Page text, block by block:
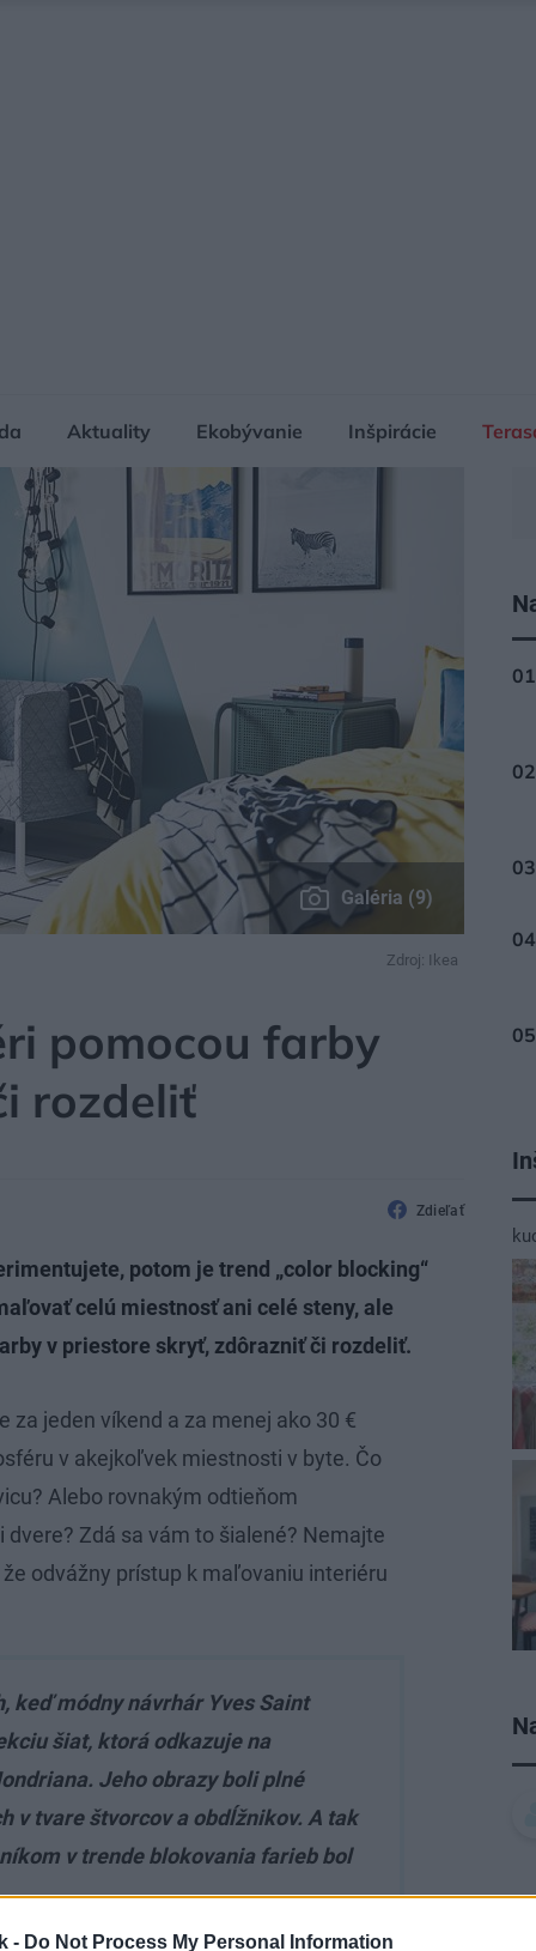
- Do Not Process My Personal Information
Aktuality Ekobývanie Inšpirácie
Galéria (9)
Zdroj: Ikea
pomocou farby
rozdeliť
Zdieľať
potom je trend „color blocking“
celú miestnosť ani celé steny, ale
v priestore skryť, zdôrazniť či rozdeliť.
jeden víkend a za menej ako 30 €
v akejkoľvek miestnosti v byte. Čo
Alebo rovnakým odtieňom
Zdá sa vám to šialené? Nemajte
odvážny prístup k maľovaniu interiéru
keď módny návrhár Yves Saint
šiat, ktorá odkazuje na
Jeho obrazy boli plné
v tvare štvorcov a obdĺžnikov. A tak
v trende blokovania farieb bol